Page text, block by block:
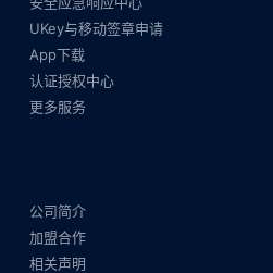
UKey与移动签章申请
App下载
认证授权中心
更多服务
公司简介
加盟合作
相关声明